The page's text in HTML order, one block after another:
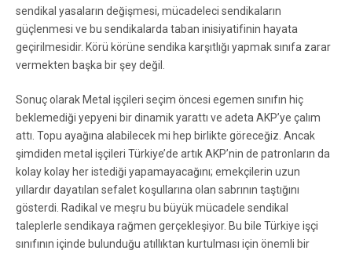
sendikal yasaların değişmesi, mücadeleci sendikaların
güçlenmesi ve bu sendikalarda taban inisiyatifinin hayata
geçirilmesidir. Körü körüne sendika karşıtlığı yapmak sınıfa zarar
vermekten başka bir şey değil.
Sonuç olarak Metal işçileri seçim öncesi egemen sınıfın hiç
beklemediği yepyeni bir dinamik yarattı ve adeta AKP’ye çalım
attı. Topu ayağına alabilecek mi hep birlikte göreceğiz. Ancak
şimdiden metal işçileri Türkiye’de artık AKP’nin de patronların da
kolay kolay her istediği yapamayacağını; emekçilerin uzun
yıllardır dayatılan sefalet koşullarına olan sabrının taştığını
gösterdi. Radikal ve meşru bu büyük mücadele sendikal
taleplerle sendikaya rağmen gerçekleşiyor. Bu bile Türkiye işçi
sınıfının içinde bulunduğu atıllıktan kurtulması için önemli bir